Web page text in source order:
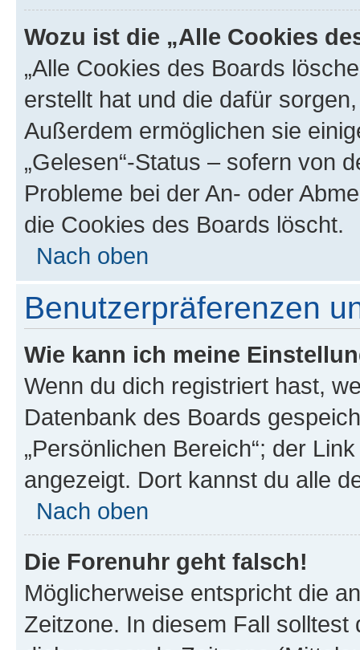
Wozu ist die „Alle Cookies
„Alle Cookies des Boards
erstellt hat und die dafür
Außerdem ermöglichen sie
„Gelesen“-Status – sofern von
Probleme bei der An- oder
die Cookies des Boards löscht.
Nach oben
Benutzerpräferenzen
Wie kann ich meine
Wenn du dich registriert hast,
Datenbank des Boards
„Persönlichen Bereich“; der
angezeigt. Dort kannst du alle
Nach oben
Die Forenuhr geht falsch!
Möglicherweise entspricht die
Zeitzone. In diesem Fall solltest